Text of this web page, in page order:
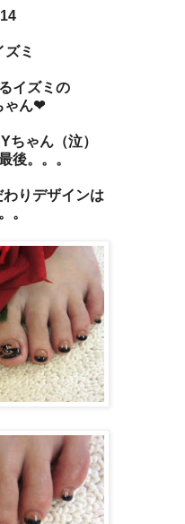
ミ
イズミの
ゃん❤
ちゃん（泣）
後。。。
りデザインは
。